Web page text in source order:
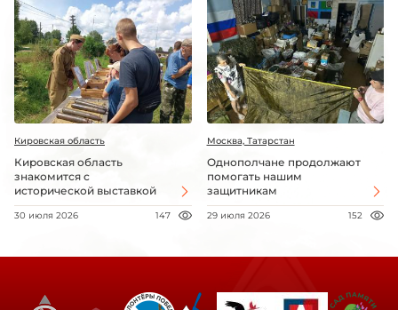
Кировская область
Кировская область
знакомится с
исторической выставкой
30 июля 2026 147
Москва, Татарстан
Однополчане продолжают
помогать нашим
защитникам
29 июля 2026 152